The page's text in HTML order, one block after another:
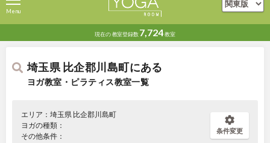
現在の教室登録数 7,724教室
Menu
埼玉県 比企郡川島町にある
ヨガ教室・ピラティス教室一覧
エリア：埼玉県 比企郡川島町
ヨガの種類：
その他条件：
条件変更